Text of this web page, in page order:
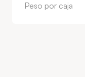
Peso por caja